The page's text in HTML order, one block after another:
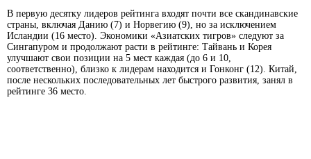
В первую десятку лидеров рейтинга входят почти все скандинавские
страны, включая Данию (7) и Норвегию (9), но за исключением
Исландии (16 место). Экономики «Азиатских тигров» следуют за
Сингапуром и продолжают расти в рейтинге: Тайвань и Корея
улучшают свои позиции на 5 мест каждая (до 6 и 10,
соответственно), близко к лидерам находится и Гонконг (12). Китай,
после нескольких последовательных лет быстрого развития, занял в
рейтинге 36 место.